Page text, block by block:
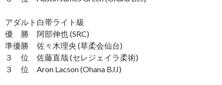
アダルト白帯ライト級
優 勝 阿部伸也 (SRC)
準優勝 佐々木理央 (草柔会仙台)
３ 位 佐藤直哉 (セレジェイラ柔術)
３ 位 Aron Lacson (Ohana BJJ)